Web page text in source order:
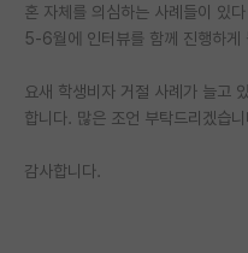
홍보 게시판
커리어
혼 자체를 의심하는 사례들이 있
5-6월에 인터뷰를 함께 진행하게
요새 학생비자 거절 사례가 늘고
합니다. 많은 조언 부탁드리겠습
감사합니다.